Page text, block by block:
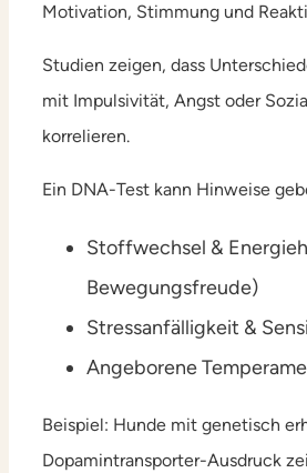
Motivation, Stimmung und
Studien zeigen, dass
mit Impulsivität, Angst oder
korrelieren.
Ein DNA-Test kann Hinweise
Stoffwechsel &
Bewegungsfreude)
Stressanfälligkeit &
Angeborene
Beispiel: Hunde mit genetisch
Dopamintransporter-Ausdruck